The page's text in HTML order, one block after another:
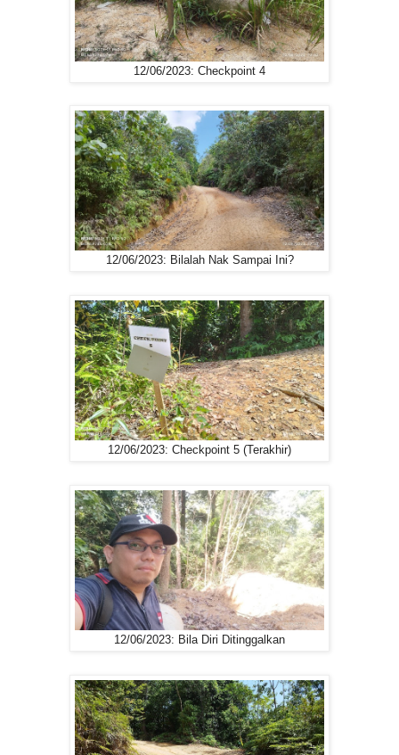
12/06/2023: Checkpoint 4
12/06/2023: Bilalah Nak Sampai Ini?
12/06/2023: Checkpoint 5 (Terakhir)
12/06/2023: Bila Diri Ditinggalkan